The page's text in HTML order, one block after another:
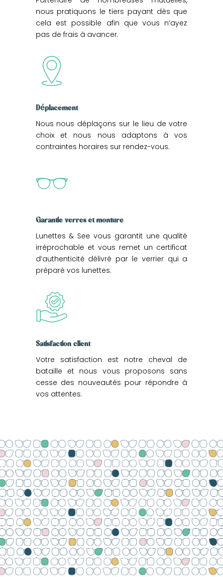
nous pratiquons le tiers payant dès que
cela est possible afin que vous n’ayez
pas de frais à avancer.
Déplacement
Nous nous déplaçons sur le lieu de votre
choix et nous nous adaptons à vos
contraintes horaires sur rendez-vous.
Garantie verres et monture
Lunettes & See vous garantit une qualité
irréprochable et vous remet un certificat
d’authenticité délivré par le verrier qui a
préparé vos lunettes.
Satisfaction client
Votre satisfaction est notre cheval de
bataille et nous vous proposons sans
cesse des nouveautés pour répondre à
vos attentes.